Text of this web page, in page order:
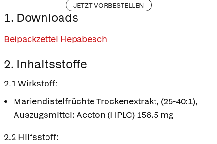
JETZT VORBESTELLEN
1. Downloads
Beipackzettel Hepabesch
2. Inhaltsstoffe
2.1 Wirkstoff:
Mariendistelfrüchte Trockenextrakt, (25-40:1),
Auszugsmittel: Aceton (HPLC) 156.5 mg
2.2 Hilfsstoff: